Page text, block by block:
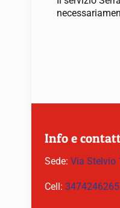
Info e
Sede: Via Stelvio
Cell: 3474246265